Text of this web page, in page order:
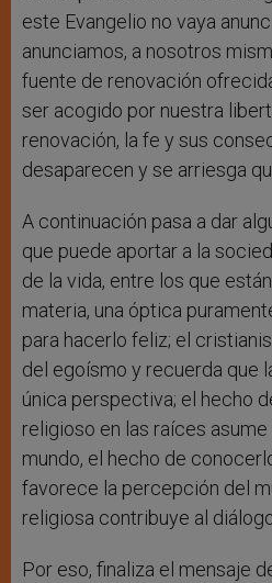
este Evangelio no vaya
anunciamos, a nosotros
fuente de renovación
ser acogido por nuestra
renovación, la fe y sus
desaparecen y se arriesga
A continuación pasa a dar
que puede aportar a la
de la vida, entre los que
materia, una óptica
para hacerlo feliz; el
del egoísmo y recuerda que
única perspectiva; el hecho
religioso en las raíces
mundo, el hecho de
favorece la percepción del
religiosa contribuye al
Por eso, finaliza el mensaje